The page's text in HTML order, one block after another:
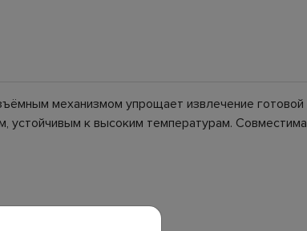
механизмом упрощает извлечение
устойчивым к высоким температурам.